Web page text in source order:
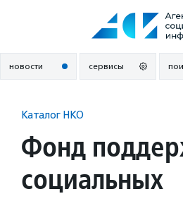
новости сервисы
Каталог НКО
Фонд
социальных